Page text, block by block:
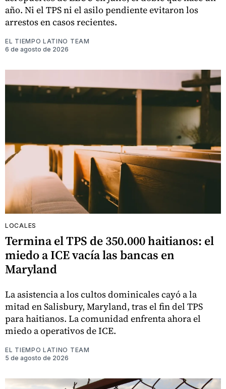
año. Ni el TPS ni el asilo pendiente evitaron los
arrestos en casos recientes.
EL TIEMPO LATINO TEAM
6 de agosto de 2026
LOCALES
Termina el TPS de 350.000 haitianos: el
miedo a ICE vacía las bancas en
Maryland
La asistencia a los cultos dominicales cayó a la
mitad en Salisbury, Maryland, tras el fin del TPS
para haitianos. La comunidad enfrenta ahora el
miedo a operativos de ICE.
EL TIEMPO LATINO TEAM
5 de agosto de 2026